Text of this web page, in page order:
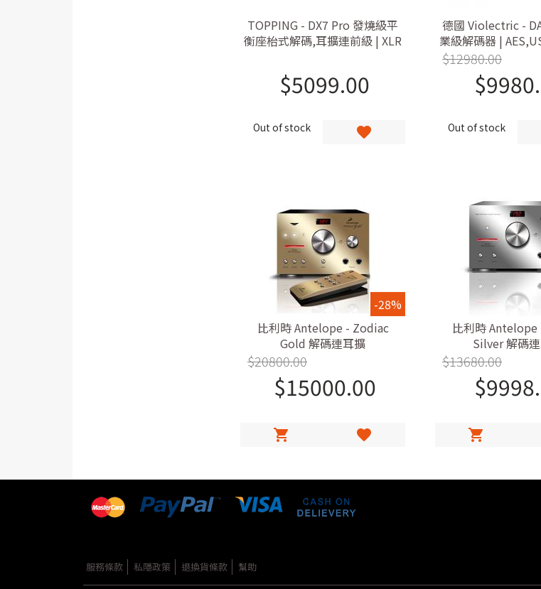
TOPPING - DX7 Pro 發燒級平
衡座枱式解碼,耳擴連前級 | XLR
ES9038PRO DSD512解碼, I2S
輸入, aptX HD,LDAC藍牙接收
$5099.00
Out of stock
德國 Violectric -
業級解碼器 |
業PWM升頻功能 |
$12980.00
$
Out of stock
-28%
比利時 Antelope - Zodiac
Gold 解碼連耳擴
$20800.00
$15000.00
比利時
Silver 解碼
$13680.00
$
服務條款 私隱政策 退換貨條款 幫助